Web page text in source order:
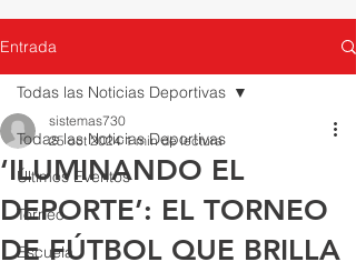
Entrada
Todas las Noticias Deportivas
Últimos Eventos
Torneo
Escuela
Todas las Noticias Deportivas
‘ILUMINANDO EL
DEPORTE’: EL TORNEO
DE FÚTBOL QUE BRILLA
sistemas730
25 oct 2024 1 min de lectura